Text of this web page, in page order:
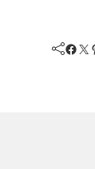
Facebook Twitter Pinterest